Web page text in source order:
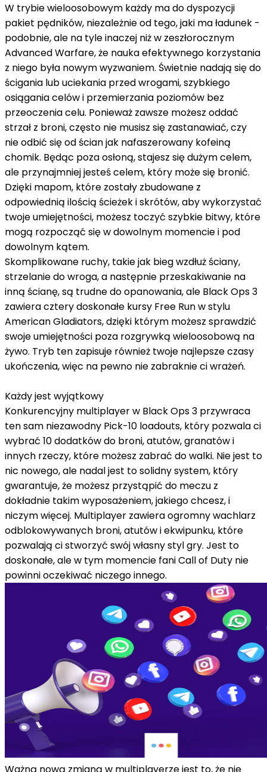
W trybie wieloosobowym każdy ma do dyspozycji
pakiet pędników, niezależnie od tego, jaki ma ładunek -
podobnie, ale na tyle inaczej niż w zeszłorocznym
Advanced Warfare, że nauka efektywnego korzystania
z niego była nowym wyzwaniem. Świetnie nadają się do
ścigania lub uciekania przed wrogami, szybkiego
osiągania celów i przemierzania poziomów bez
przeoczenia celu. Ponieważ zawsze możesz oddać
strzał z broni, często nie musisz się zastanawiać, czy
nie odbić się od ścian jak nafaszerowany kofeiną
chomik. Będąc poza osłoną, stajesz się dużym celem,
ale przynajmniej jesteś celem, który może się bronić.
Dzięki mapom, które zostały zbudowane z
odpowiednią ilością ścieżek i skrótów, aby wykorzystać
twoje umiejętności, możesz toczyć szybkie bitwy, które
mogą rozpocząć się w dowolnym momencie i pod
dowolnym kątem.
Skomplikowane ruchy, takie jak bieg wzdłuż ściany,
strzelanie do wroga, a następnie przeskakiwanie na
inną ścianę, są trudne do opanowania, ale Black Ops 3
zawiera cztery doskonałe kursy Free Run w stylu
American Gladiators, dzięki którym możesz sprawdzić
swoje umiejętności poza rozgrywką wieloosobową na
żywo. Tryb ten zapisuje również twoje najlepsze czasy
ukończenia, więc na pewno nie zabraknie ci wrażeń.
Każdy jest wyjątkowy
Konkurencyjny multiplayer w Black Ops 3 przywraca
ten sam niezawodny Pick-10 loadouts, który pozwala ci
wybrać 10 dodatków do broni, atutów, granatów i
innych rzeczy, które możesz zabrać do walki. Nie jest to
nic nowego, ale nadal jest to solidny system, który
gwarantuje, że możesz przystąpić do meczu z
dokładnie takim wyposażeniem, jakiego chcesz, i
niczym więcej. Multiplayer zawiera ogromny wachlarz
odblokowywanych broni, atutów i ekwipunku, które
pozwalają ci stworzyć swój własny styl gry. Jest to
doskonałe, ale w tym momencie fani Call of Duty nie
powinni oczekiwać niczego innego.
Ważną nową zmianą w multiplayerze jest to, że nie